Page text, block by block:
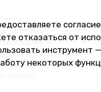
доставка
обработку
отказаться от
инструмент —
некоторых